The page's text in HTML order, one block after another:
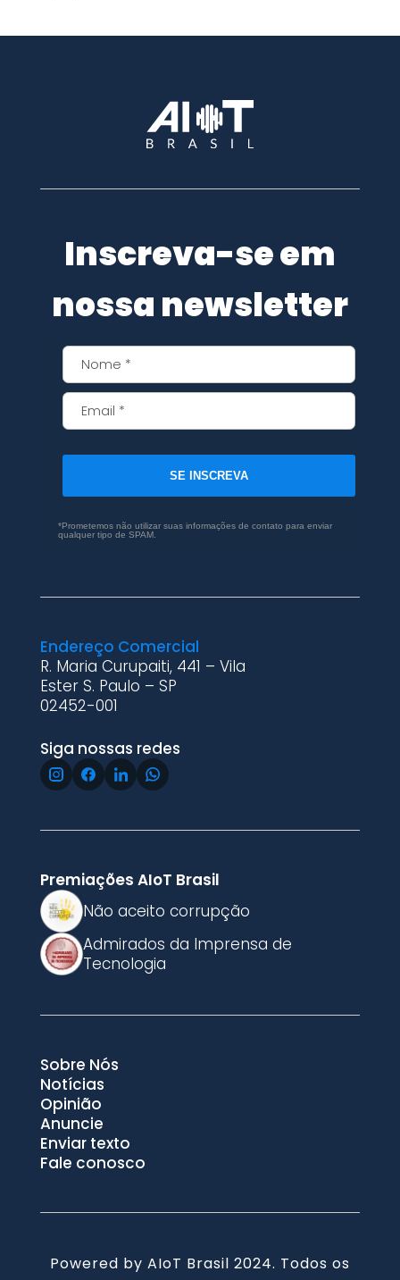
Inscreva-se em
nossa newsletter
SE INSCREVA
*Prometemos não utilizar suas informações de contato para enviar
qualquer tipo de SPAM.
Endereço Comercial
R. Maria Curupaiti, 441 – Vila
Ester S. Paulo – SP
02452-001
Siga nossas redes
Premiações AIoT Brasil
Não aceito corrupção
Admirados da Imprensa de
Tecnologia
Sobre Nós
Notícias
Opinião
Anuncie
Enviar texto
Fale conosco
Powered by AIoT Brasil 2024. Todos os